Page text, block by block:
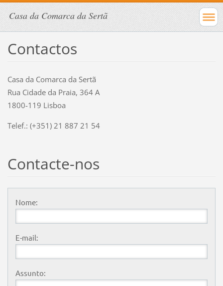
Casa da Comarca da Sertã
Contactos
Casa da Comarca da Sertã
Rua Cidade da Praia, 364 A
1800-119 Lisboa
Telef.: (+351) 21 887 21 54
Contacte-nos
Nome:
E-mail:
Assunto: